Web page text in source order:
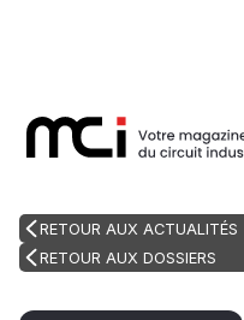
RETOUR AUX ACTUALITÉS
RETOUR AUX DOSSIERS